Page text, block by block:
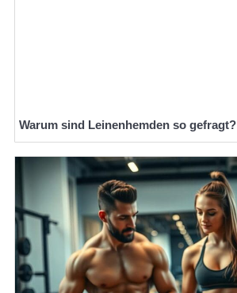
Warum sind Leinenhemden so gefragt?